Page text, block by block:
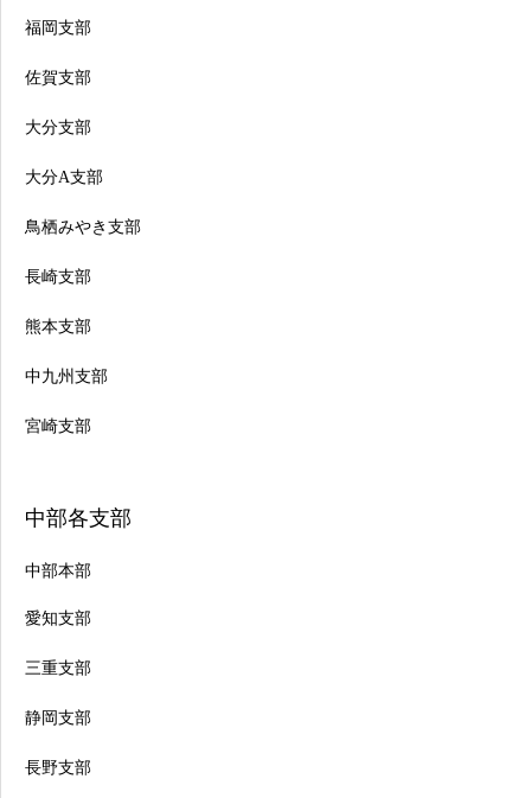
福岡支部
佐賀支部
大分支部
大分A支部
鳥栖みやき支部
長崎支部
熊本支部
中九州支部
宮崎支部
中部各支部
中部本部
愛知支部
三重支部
静岡支部
長野支部